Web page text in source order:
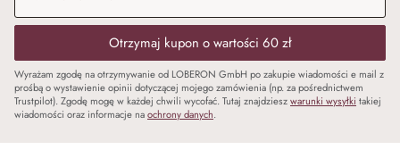
Otrzymaj kupon o wartości 60 zł
Wyrażam zgodę na otrzymywanie od LOBERON GmbH po zakupie wiadomości e mail z
prośbą o wystawienie opinii dotyczącej mojego zamówienia (np. za pośrednictwem
Trustpilot). Zgodę mogę w każdej chwili wycofać. Tutaj znajdzieszwarunki wysyłki takiej
wiadomości oraz informacje naochrony danych.